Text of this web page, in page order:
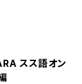
スス語オン